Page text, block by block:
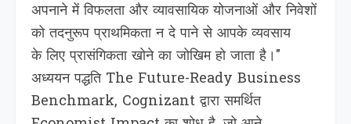
अपनाने में विफलता और व्यावसायिक योजनाओं और निवेशों
को तदनुरूप प्राथमिकता न दे पाने से आपके व्यवसाय
के ल‍िए प्रासंगिकता खोने का जोखि‍म हो जाता है।"
अध्ययन पद्धति The Future-Ready Business
Benchmark, Cognizant द्वारा समर्थित